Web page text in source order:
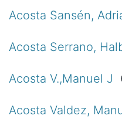
Acosta Sansén,
Acosta Serrano,
Acosta V.,Manuel J
Acosta Valdez,